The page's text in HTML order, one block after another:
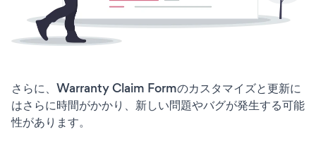
さらに、Warranty Claim Formのカスタマイズと更新に
はさらに時間がかかり、新しい問題やバグが発生する可能
性があります。